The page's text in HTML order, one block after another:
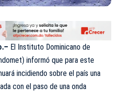
El Instituto Dominicano de
) informó que para este
incidiendo sobre el país una
con el paso de una onda